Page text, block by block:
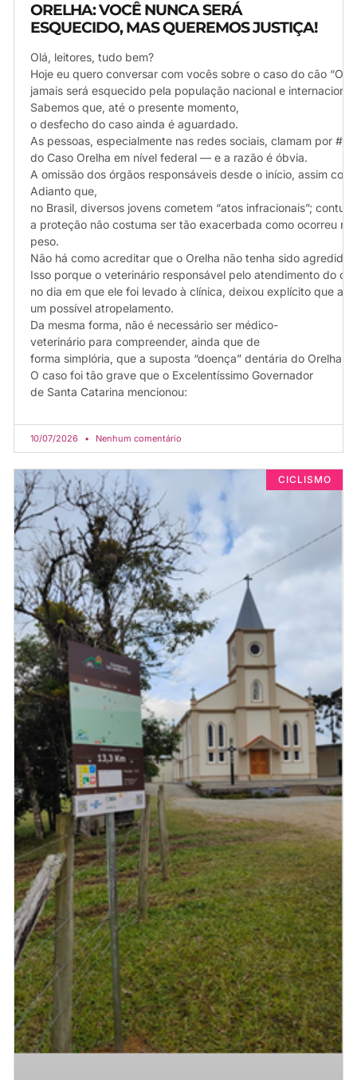
ORELHA: VOCÊ NUNCA SERÁ
ESQUECIDO, MAS QUEREMOS JUSTIÇA!
Olá, leitores, tudo bem?
Hoje eu quero conversar com vocês sobre o caso do cão
jamais será esquecido pela população nacional e
Sabemos que, até o presente momento,
o desfecho do caso ainda é aguardado.
As pessoas, especialmente nas redes sociais, clamam por
do Caso Orelha em nível federal — e a razão é óbvia.
A omissão dos órgãos responsáveis desde o início, assim
Adianto que,
no Brasil, diversos jovens cometem “atos infracionais”;
a proteção não costuma ser tão exacerbada como ocorreu
peso.
Não há como acreditar que o Orelha não tenha sido agredido
Isso porque o veterinário responsável pelo atendimento do
no dia em que ele foi levado à clínica, deixou explícito que
um possível atropelamento.
Da mesma forma, não é necessário ser médico-
veterinário para compreender, ainda que de
forma simplória, que a suposta “doença” dentária do Orelha
O caso foi tão grave que o Excelentíssimo Governador
de Santa Catarina mencionou:
10/07/2026 Nenhum comentário
CICLISMO